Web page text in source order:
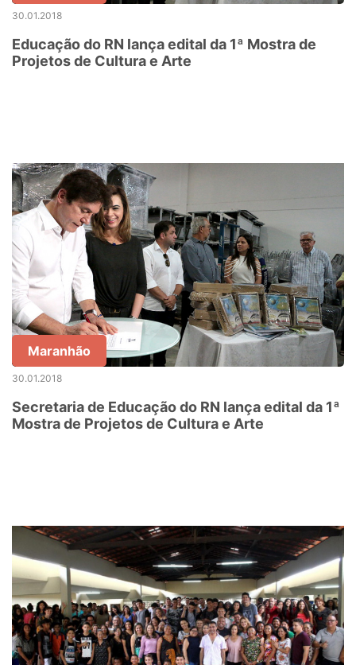
30.01.2018
Educação do RN lança edital da 1ª Mostra de
Projetos de Cultura e Arte
Maranhão
30.01.2018
Secretaria de Educação do RN lança edital da 1ª
Mostra de Projetos de Cultura e Arte